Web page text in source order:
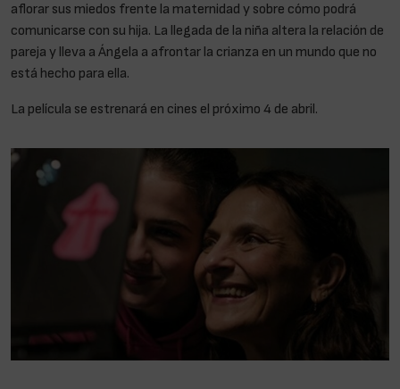
aflorar sus miedos frente la maternidad y sobre cómo podrá
comunicarse con su hija. La llegada de la niña altera la relación de
pareja y lleva a Ángela a afrontar la crianza en un mundo que no
está hecho para ella.
La película se estrenará en cines el próximo 4 de abril.